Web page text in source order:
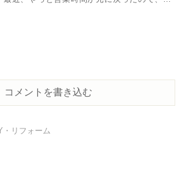
コメントを書き込む
・リフォーム